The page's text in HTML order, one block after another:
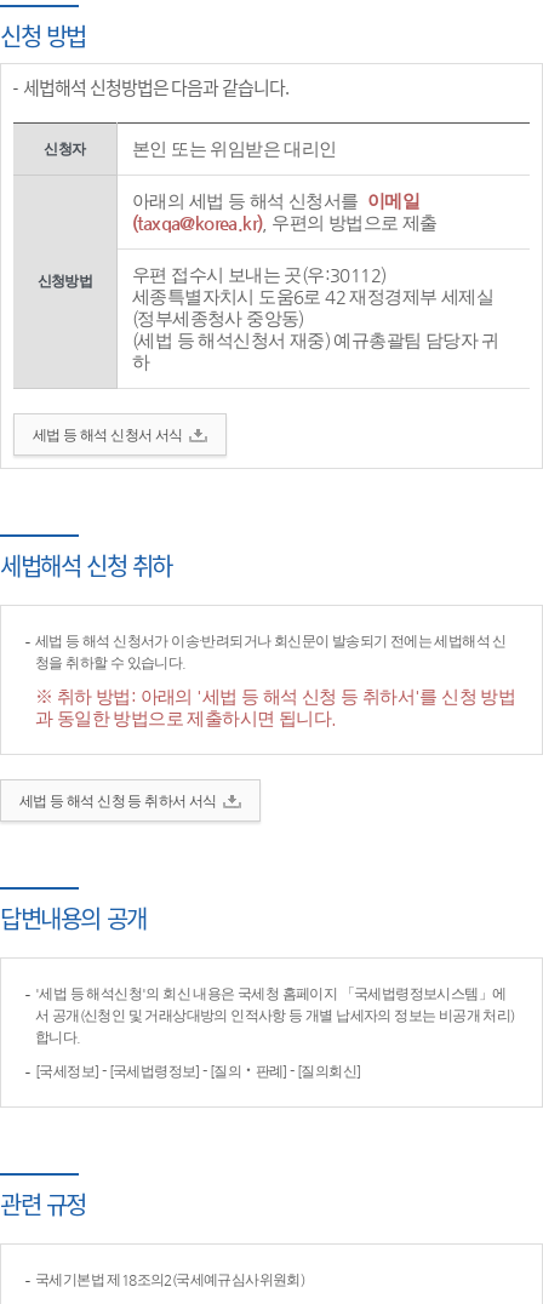
신청 방법
세법해석 신청방법은 다음과 같습니다.
신청자 본인 또는 위임받은 대리인
신청방법
아래의 세법 등 해석 신청서를 이메일
(taxqa@korea.kr), 우편의 방법으로 제출
우편 접수시 보내는 곳(우:30112)
세종특별자치시 도움6로 42 재정경제부 세제실
(정부세종청사 중앙동)
(세법 등 해석신청서 재중) 예규총괄팀 담당자 귀
하
세법 등 해석 신청서 서식
세법해석 신청 취하
세법 등 해석 신청서가 이송·반려되거나 회신문이 발송되기 전에는 세법해석 신
청을 취하할 수 있습니다.
※ 취하 방법: 아래의 '세법 등 해석 신청 등 취하서'를 신청 방법
과 동일한 방법으로 제출하시면 됩니다.
세법 등 해석 신청 등 취하서 서식
답변내용의 공개
'세법 등 해석신청'의 회신 내용은 국세청 홈페이지 「국세법령정보시스템」에
서 공개(신청인 및 거래상대방의 인적사항 등 개별 납세자의 정보는 비공개 처리)
합니다.
[국세정보] - [국세법령정보] - [질의‧판례] - [질의회신]
관련 규정
국세기본법 제18조의2(국세예규심사위원회)